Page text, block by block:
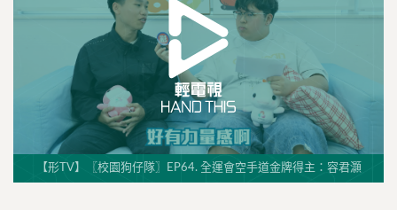
【形TV】〖校園狗仔隊〗EP64. 全運會空手道金牌得主：容君灝